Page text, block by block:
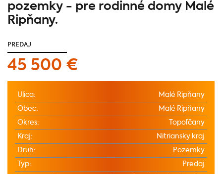
pozemky - pre rodinné domy Malé
Ripňany.
PREDAJ
45 500 €
Ulica:
Malé Ripňany
Obec:
Malé Ripňany
Okres:
Topoľčany
Kraj:
Nitriansky kraj
Druh:
Pozemky
Typ:
Predaj